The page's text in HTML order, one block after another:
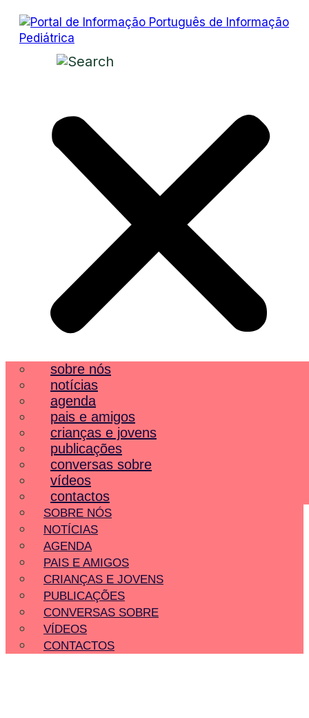
sobre nós
notícias
agenda
pais e amigos
crianças e jovens
publicações
conversas sobre
vídeos
contactos
SOBRE NÓS
NOTÍCIAS
AGENDA
PAIS E AMIGOS
CRIANÇAS E JOVENS
PUBLICAÇÕES
CONVERSAS SOBRE
VÍDEOS
CONTACTOS